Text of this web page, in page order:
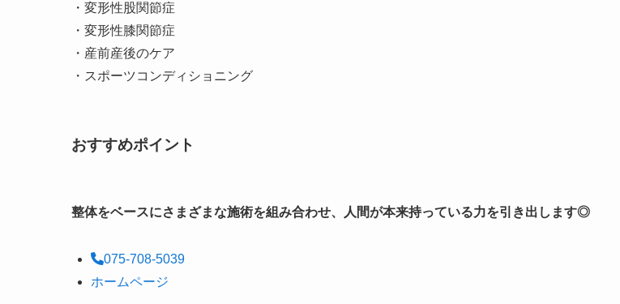
・変形性股関節症
・変形性膝関節症
・産前産後のケア
・スポーツコンディショニング
おすすめポイント
整体をベースにさまざまな施術を組み合わせ、人間が本来持っている力を引き出します◎
075-708-5039
ホームページ